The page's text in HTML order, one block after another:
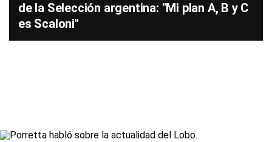
de la Selección argentina: "Mi plan A, B y C
es Scaloni"